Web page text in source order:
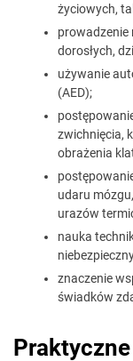
życiowych,
prowadzenie
dorosłych,
używanie
(AED);
zwichnięcia,
obrażenia
udaru
urazów
nauka
znaczenie
świadków